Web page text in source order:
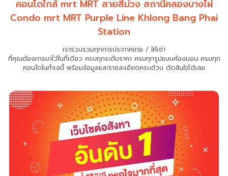
คอนโดใกล้ mrt MRT สายสีม่วง สถานีคลองบางไผ่
Condo mrt MRT Purple Line Khlong Bang Phai
Station
เรารวบรวมทุกการประกาศขาย / ให้เช่า
ที่คุณต้องการมาไว้ในที่เดียว ครบทุกระดับราคา ครบทุกรูปแบบห้องนอน ครบทุก
คอนโดในทำเลนี้ พร้อมข้อมูลและรายละเอียดครบถ้วน ตัดสินใจได้เลย